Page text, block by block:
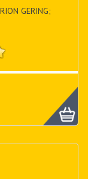
GERING;